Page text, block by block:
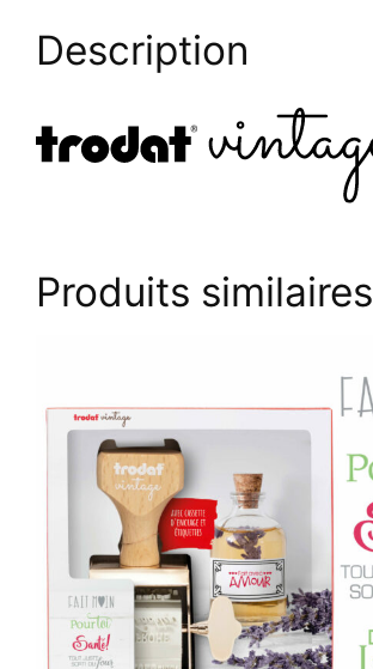
Description
Produits similaires